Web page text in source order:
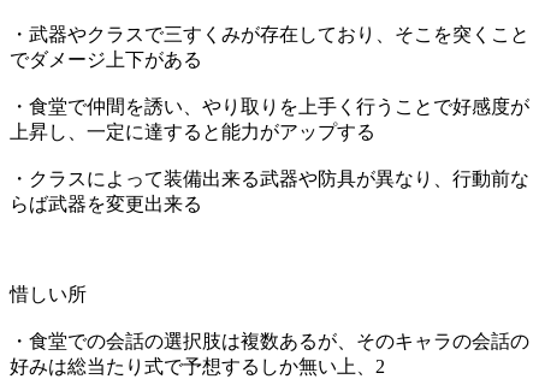
・武器やクラスで三すくみが存在しており、そこを突くこと
でダメージ上下がある
・食堂で仲間を誘い、やり取りを上手く行うことで好感度が
上昇し、一定に達すると能力がアップする
・クラスによって装備出来る武器や防具が異なり、行動前な
らば武器を変更出来る
惜しい所
・食堂での会話の選択肢は複数あるが、そのキャラの会話の
好みは総当たり式で予想するしか無い上、2